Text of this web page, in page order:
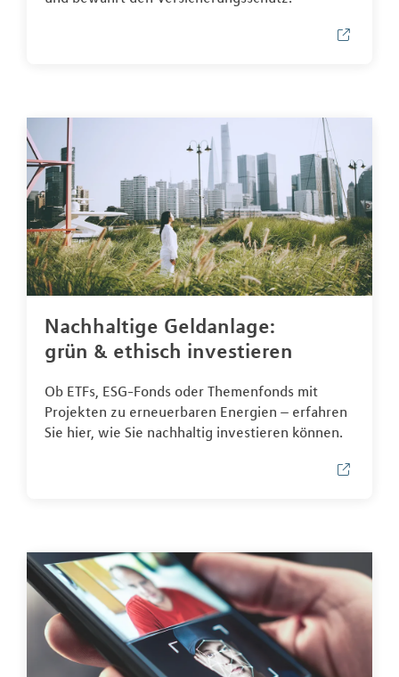
Nachhaltige Geldanlage:
grün & ethisch investieren
Ob ETFs, ESG-Fonds oder Themenfonds mit
Projekten zu erneuerbaren Energien – erfahren
Sie hier, wie Sie nachhaltig investieren können.